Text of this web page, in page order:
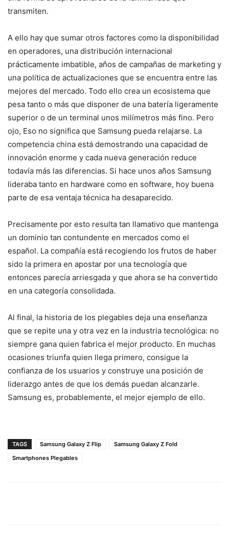
transmiten.
A ello hay que sumar otros factores como la disponibilidad
en operadores, una distribución internacional
prácticamente imbatible, años de campañas de marketing y
una política de actualizaciones que se encuentra entre las
mejores del mercado. Todo ello crea un ecosistema que
pesa tanto o más que disponer de una batería ligeramente
superior o de un terminal unos milímetros más fino. Pero
ojo, Eso no significa que Samsung pueda relajarse. La
competencia china está demostrando una capacidad de
innovación enorme y cada nueva generación reduce
todavía más las diferencias. Si hace unos años Samsung
lideraba tanto en hardware como en software, hoy buena
parte de esa ventaja técnica ha desaparecido.
Precisamente por esto resulta tan llamativo que mantenga
un dominio tan contundente en mercados como el
español. La compañía está recogiendo los frutos de haber
sido la primera en apostar por una tecnología que
entonces parecía arriesgada y que ahora se ha convertido
en una categoría consolidada.
Al final, la historia de los plegables deja una enseñanza
que se repite una y otra vez en la industria tecnológica: no
siempre gana quien fabrica el mejor producto. En muchas
ocasiones triunfa quien llega primero, consigue la
confianza de los usuarios y construye una posición de
liderazgo antes de que los demás puedan alcanzarle.
Samsung es, probablemente, el mejor ejemplo de ello.
TAGS Samsung Galaxy Z Flip
Samsung Galaxy Z Fold
Smartphones Plegables